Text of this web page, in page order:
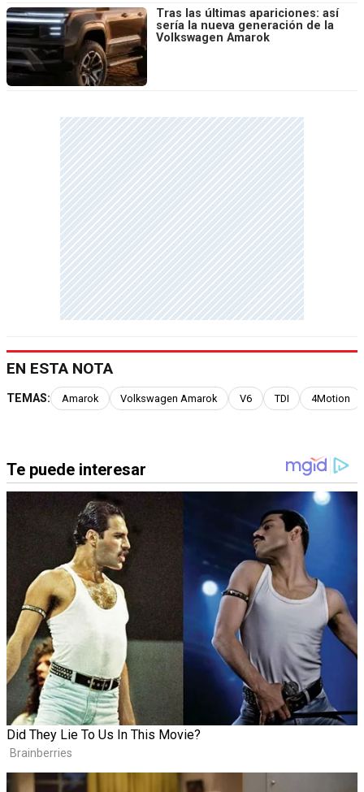
Tras las últimas apariciones: así
sería la nueva generación de la
Volkswagen Amarok
EN ESTA NOTA
TEMAS: Amarok Volkswagen Amarok V6 TDI 4Motion